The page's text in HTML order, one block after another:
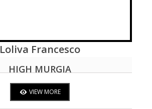
VIEW MORE
Loliva Francesco
HIGH MURGIA
VIEW MORE